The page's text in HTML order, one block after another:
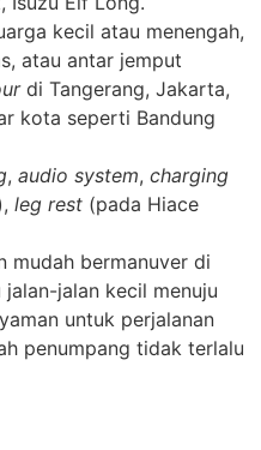
kecil atau menengah,
atau antar jemput
di Tangerang, Jakarta,
kota seperti Bandung
, audio system, charging
leg rest (pada Hiace
mudah bermanuver di
jalan kecil menuju
untuk perjalanan
penumpang tidak terlalu